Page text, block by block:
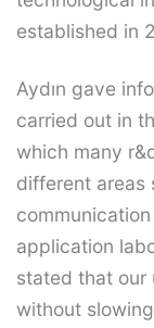
established in
Aydın gave
carried out in
which many
different areas
application
stated that our
without